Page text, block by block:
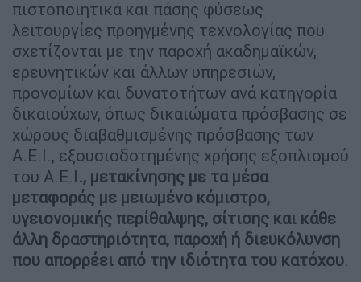
πιστοποιητικά και πάσης φύσεως
λειτουργίες προηγμένης τεχνολογίας που
σχετίζονται με την παροχή ακαδημαϊκών,
ερευνητικών και άλλων υπηρεσιών,
προνομίων και δυνατοτήτων ανά κατηγορία
δικαιούχων, όπως δικαιώματα πρόσβασης σε
χώρους διαβαθμισμένης πρόσβασης των
Α.Ε.Ι., εξουσιοδοτημένης χρήσης εξοπλισμού
του Α.Ε.Ι., μετακίνησης με τα μέσα
μεταφοράς με μειωμένο κόμιστρο,
υγειονομικής περίθαλψης, σίτισης και κάθε
άλλη δραστηριότητα, παροχή ή διευκόλυνση
που απορρέει από την ιδιότητα του κατόχου.